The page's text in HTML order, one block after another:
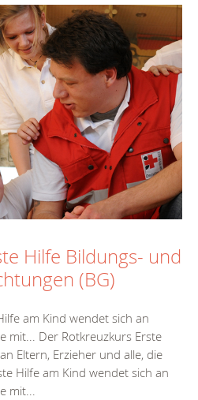
Hilfe Bildungs- und
(BG)
am Kind wendet sich an
mit... Der Rotkreuzkurs Erste
Eltern, Erzieher und alle, die
Hilfe am Kind wendet sich an
mit...